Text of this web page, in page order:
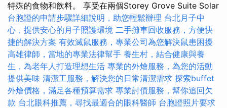
特殊的食物和飲料。 享受在兩個Storey Grove Suite Solar
台胞證的申請步驟詳細說明，助您輕鬆辦理 台北月子中
心，提供安心的月子照護環境 二手攤車回收服務，方便快
捷的解決方案 有效滅鼠服務，專業公司為您解決鼠患困擾
高雄律師，當地的專業法律幫手 養生村，結合健康與養
生，為老年人打造理想生活 專業的外燴服務，為您的活動
提供美味 清潔工服務，解決您的日常清潔需求 探索buffet
外燴價格，滿足各種預算需求 專業討債服務，幫你追回欠
款 台北眼科推薦，尋找最適合的眼科醫師 台胞證照片要求